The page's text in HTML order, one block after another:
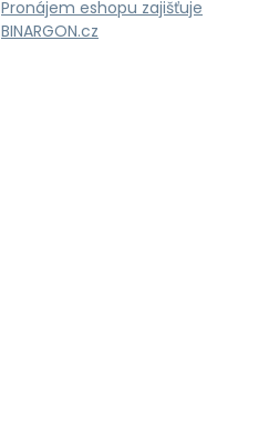
Pronájem eshopu zajišťuje
BINARGON.cz